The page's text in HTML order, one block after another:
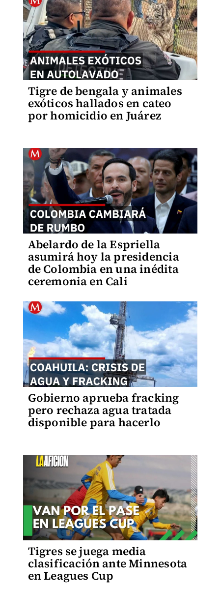
Tigre de bengala y animales
exóticos hallados en cateo
por homicidio en Juárez
Abelardo de la Espriella
asumirá hoy la presidencia
de Colombia en una inédita
ceremonia en Cali
Gobierno aprueba fracking
pero rechaza agua tratada
disponible para hacerlo
Tigres se juega media
clasificación ante Minnesota
en Leagues Cup